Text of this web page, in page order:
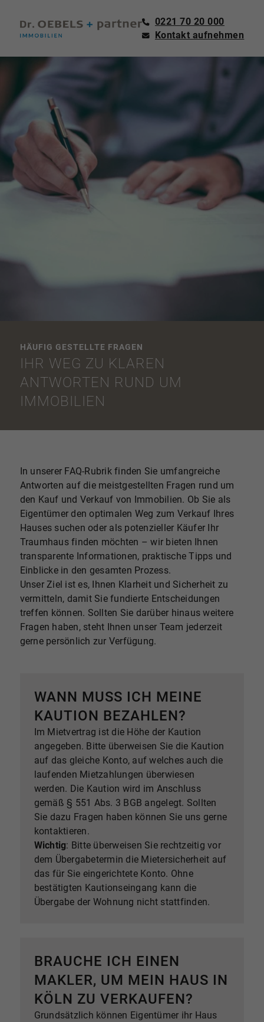
0221 70 20 000
Kontakt aufnehmen
HÄUFIG GESTELLTE FRAGEN
IHR WEG ZU KLAREN
ANTWORTEN RUND UM
IMMOBILIEN
In unserer FAQ-Rubrik finden Sie umfangreiche
Antworten auf die meistgestellten Fragen rund um
den Kauf und Verkauf von Immobilien. Ob Sie als
Eigentümer den optimalen Weg zum Verkauf Ihres
Hauses suchen oder als potenzieller Käufer Ihr
Traumhaus finden möchten – wir bieten Ihnen
transparente Informationen, praktische Tipps und
Einblicke in den gesamten Prozess.
Unser Ziel ist es, Ihnen Klarheit und Sicherheit zu
vermitteln, damit Sie fundierte Entscheidungen
treffen können. Sollten Sie darüber hinaus weitere
Fragen haben, steht Ihnen unser Team jederzeit
gerne persönlich zur Verfügung.
WANN MUSS ICH MEINE
KAUTION BEZAHLEN?
Im Mietvertrag ist die Höhe der Kaution
angegeben. Bitte überweisen Sie die Kaution
auf das gleiche Konto, auf welches auch die
laufenden Mietzahlungen überwiesen
werden. Die Kaution wird im Anschluss
gemäß § 551 Abs. 3 BGB angelegt. Sollten
Sie dazu Fragen haben können Sie uns gerne
kontaktieren.
Wichtig: Bitte überweisen Sie rechtzeitig vor
dem Übergabetermin die Mietersicherheit auf
das für Sie eingerichtete Konto. Ohne
bestätigten Kautionseingang kann die
Übergabe der Wohnung nicht stattfinden.
BRAUCHE ICH EINEN
MAKLER, UM MEIN HAUS IN
KÖLN ZU VERKAUFEN?
Grundsätzlich können Eigentümer ihr Haus